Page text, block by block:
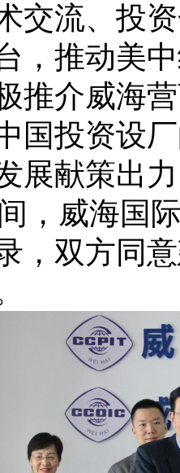
交流、投
，推动美
推介威海
国投资设
展献策出
，威海国
，双方同